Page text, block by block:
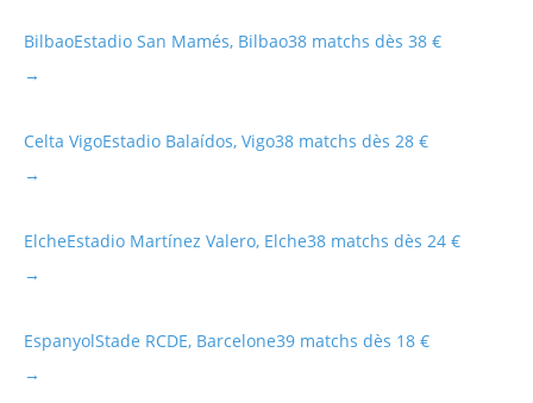
BilbaoEstadio San Mamés, Bilbao38 matchs dès 38 €
→
Celta VigoEstadio Balaídos, Vigo38 matchs dès 28 €
→
ElcheEstadio Martínez Valero, Elche38 matchs dès 24 €
→
EspanyolStade RCDE, Barcelone39 matchs dès 18 €
→